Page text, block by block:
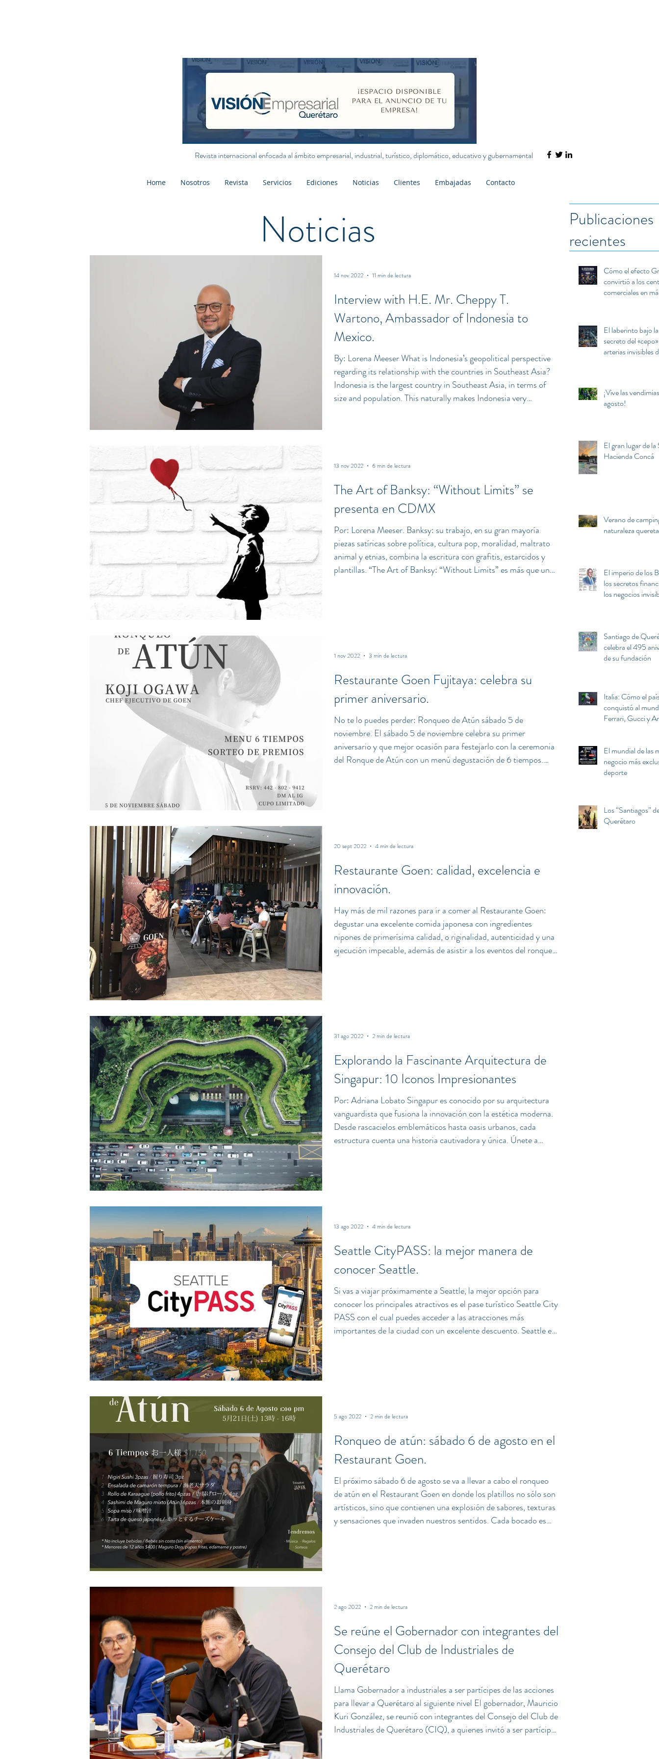
Revista internacional enfocada al ámbito empresarial, industrial, turístico, diplomático, educativo y gubernamental
Home Nosotros Revista Servicios Ediciones Noticias Clientes Embajadas Contacto
Noticias
Interview with H.E. Mr. Cheppy T.
Wartono, Ambassador of Indonesia to
Mexico.
By: Lorena Meeser What is Indonesia’s geopolitical perspective
regarding its relationship with the countries in Southeast Asia?
Indonesia is the largest country in Southeast Asia, in terms of
size and population. This naturally makes Indonesia very
14 nov 2022 11 min de lectura
The Art of Banksy: “Without Limits” se
presenta en CDMX
Por: Lorena Meeser. Banksy: su trabajo, en su gran mayoría
piezas satíricas sobre política, cultura pop, moralidad, maltrato
animal y etnias, combina la escritura con grafitis, estarcidos y
plantillas. “The Art of Banksy: “Without Limits” es más que una
13 nov 2022 6 min de lectura
Restaurante Goen Fujitaya: celebra su
primer aniversario.
No te lo puedes perder: Ronqueo de Atún sábado 5 de
noviembre. El sábado 5 de noviembre celebra su primer
aniversario y que mejor ocasión para festejarlo con la ceremonia
del Ronque de Atún con un menú degustación de 6 tiempos.
1 nov 2022 3 min de lectura
Restaurante Goen: calidad, excelencia e
innovación.
Hay más de mil razones para ir a comer al Restaurante Goen:
degustar una excelente comida japonesa con ingredientes
nipones de primerísima calidad, o riginalidad, autenticidad y una
ejecución impecable, además de asistir a los eventos del ronqueo
20 sept 2022 4 min de lectura
Explorando la Fascinante Arquitectura de
Singapur: 10 Iconos Impresionantes
Por: Adriana Lobato Singapur es conocido por su arquitectura
vanguardista que fusiona la innovación con la estética moderna.
Desde rascacielos emblemáticos hasta oasis urbanos, cada
estructura cuenta una historia cautivadora y única. Únete a
31 ago 2022 2 min de lectura
Seattle CityPASS: la mejor manera de
conocer Seattle.
Si vas a viajar próximamente a Seattle, la mejor opción para
conocer los principales atractivos es el pase turístico Seattle City
PASS con el cual puedes acceder a las atracciones más
importantes de la ciudad con un excelente descuento. Seattle es
13 ago 2022 4 min de lectura
Ronqueo de atún: sábado 6 de agosto en el
Restaurant Goen.
El próximo sábado 6 de agosto se va a llevar a cabo el ronqueo
de atún en el Restaurant Goen en donde los platillos no sólo son
artísticos, sino que contienen una explosión de sabores, texturas
y sensaciones que invaden nuestros sentidos. Cada bocado es
5 ago 2022 2 min de lectura
Se reúne el Gobernador con integrantes del
Consejo del Club de Industriales de
Querétaro
Llama Gobernador a industriales a ser partícipes de las acciones
para llevar a Querétaro al siguiente nivel El gobernador, Mauricio
Kuri González, se reunió con integrantes del Consejo del Club de
Industriales de Querétaro (CIQ), a quienes invitó a ser partícipes
2 ago 2022 2 min de lectura
Publicaciones
recientes
Cómo el efecto
convirtió a los
comerciales en
El laberinto bajo
secreto del
arterias invisibles
¡Vive las
agosto!
El gran lugar de la
Hacienda Concá
Verano de
naturaleza
El imperio de los
los secretos
los negocios
Santiago de
celebra el 495
de su fundación
Italia: Cómo el
conquistó al
Ferrari, Gucci y
El mundial de las
negocio más
deporte
Los “Santiagos”
Querétaro